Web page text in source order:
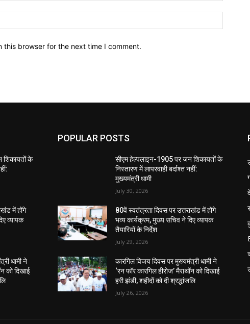
this browser for the next time I comment.
शिकायतों के
में होंगे
व्यापक
धामी ने
को दिखाई
POPULAR POSTS
सीएम हेल्पलाइन-1905 पर जन शिकायतों के
निस्तारण में लापरवाही बर्दाश्त नहीं:
मुख्यमंत्री धामी
July 30, 2026
80वें स्वतंत्रता दिवस पर उत्तराखंड में होंगे
भव्य कार्यक्रम, मुख्य सचिव ने दिए व्यापक
तैयारियों के निर्देश
July 29, 2026
कारगिल विजय दिवस पर मुख्यमंत्री धामी ने
‘रन फॉर कारगिल हीरोज’ मैराथॉन को दिखाई
हरी झंडी, शहीदों को दी श्रद्धांजलि
July 26, 2026